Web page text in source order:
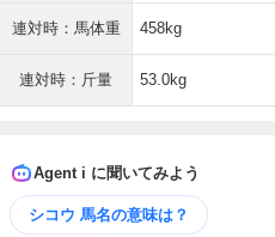
連対時：馬体重 458kg
連対時：斤量 53.0kg
Agent i に聞いてみよう
シコウ 馬名の意味は？